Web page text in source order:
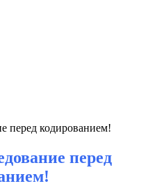
перед